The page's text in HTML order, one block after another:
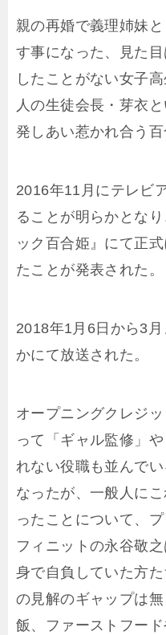
親の再婚で義理姉妹
す事になった、見た
したことがない女子
人の生徒会長・芽衣
発しあい惹かれ合う百
2016年11月にテレビ
ることが明らかとな
ック百合姫』にて正
たことが発表された。
2018年1月6日から3
かにて放送された。
オープニングクレジ
って「ギャル監修」
れない役職も並んで
なったが、一般人に
ったことについて、
フィニットの永谷敬
身で自負していた方
の見解のギャップは
飯、ファーストフー